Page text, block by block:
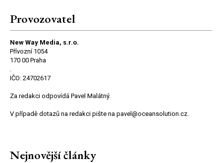
Provozovatel
New Way Media, s.r.o.
Přívozní 1054
170 00 Praha
IČO: 24702617
Za redakci odpovídá Pavel Malátný.
V případě dotazů na redakci pište na pavel@oceansolution.cz.
Nejnovější články